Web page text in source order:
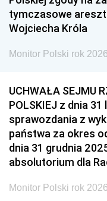
tymczasowe
Wojciecha Króla
Monitor Polski rok
UCHWAŁA SEJMU
POLSKIEJ z dnia
sprawozdania z
państwa za okres
dnia 31 grudnia
absolutorium dla
Monitor Polski rok